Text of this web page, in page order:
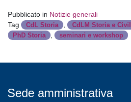
Pubblicato in Notizie generali
Tag
CdL Storia CdLM Storia e
PhD Storia seminari e workshop
Sede amministrativa